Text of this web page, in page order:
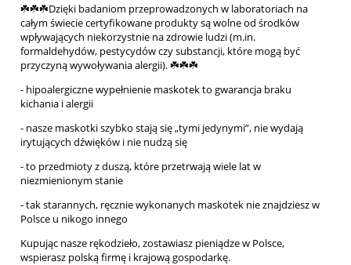
☘️☘️☘️Dzięki badaniom przeprowadzonych w laboratoriach na
całym świecie certyfikowane produkty są wolne od środków
wpływających niekorzystnie na zdrowie ludzi (m.in.
formaldehydów, pestycydów czy substancji, które mogą być
przyczyną wywoływania alergii). ☘️☘️☘️
- hipoalergiczne wypełnienie maskotek to gwarancja braku
kichania i alergii
- nasze maskotki szybko stają się „tymi jedynymi”, nie wydają
irytujących dźwięków i nie nudzą się
- to przedmioty z duszą, które przetrwają wiele lat w
niezmienionym stanie
- tak starannych, ręcznie wykonanych maskotek nie znajdziesz w
Polsce u nikogo innego
Kupując nasze rękodzieło, zostawiasz pieniądze w Polsce,
wspierasz polską firmę i krajową gospodarkę.